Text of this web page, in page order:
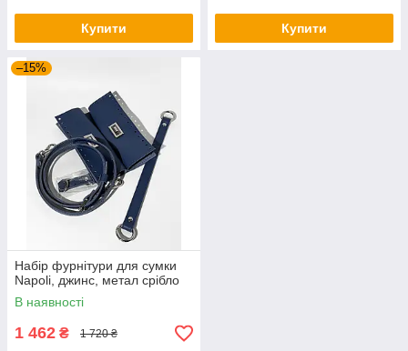
Купити Купити
–15%
Набір фурнітури для сумки
Napoli, джинc, метал срібло
В наявності
1 462 ₴ 1 720 ₴